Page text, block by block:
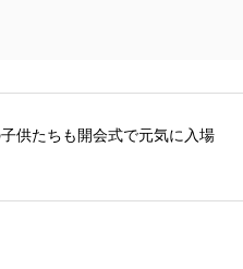
供たちも開会式で元気に入場